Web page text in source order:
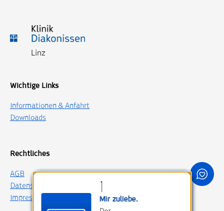
Wichtige Links
Informationen & Anfahrt
Downloads
Rechtliches
AGB
Datenschutz
Impressum
Mir zuliebe.